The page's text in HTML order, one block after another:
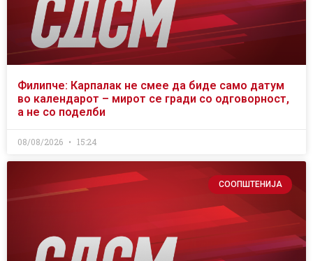
Филипче: Карпалак не смее да биде само датум
во календарот – мирот се гради со одговорност,
а не со поделби
08/08/2026 15:24
СООПШТЕНИЈА